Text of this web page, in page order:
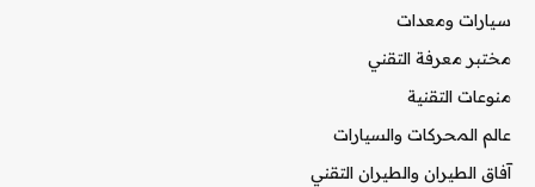
سيارات ومعدات
مختبر معرفة التقني
منوعات التقنية
عالم المحركات والسيارات
آفاق الطيران والطيران التقني